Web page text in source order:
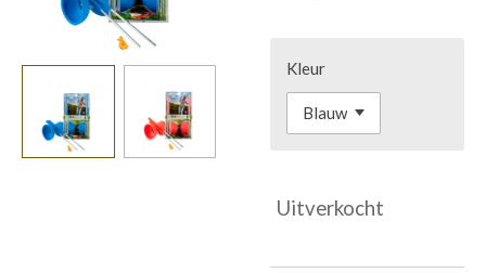
Kleur
Uitverkocht